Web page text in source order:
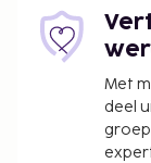
Met
deel